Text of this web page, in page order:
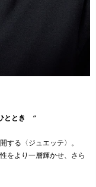
ととき ”
する〈ジュエッテ〉。
をより一層輝かせ、さら